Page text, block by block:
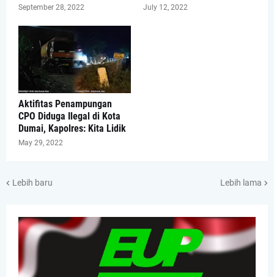
September 28, 2022 July 12, 2022
Aktifitas Penampungan
CPO Diduga Ilegal di Kota
Dumai, Kapolres: Kita Lidik
May 29, 2022
Lebih baru Lebih lama